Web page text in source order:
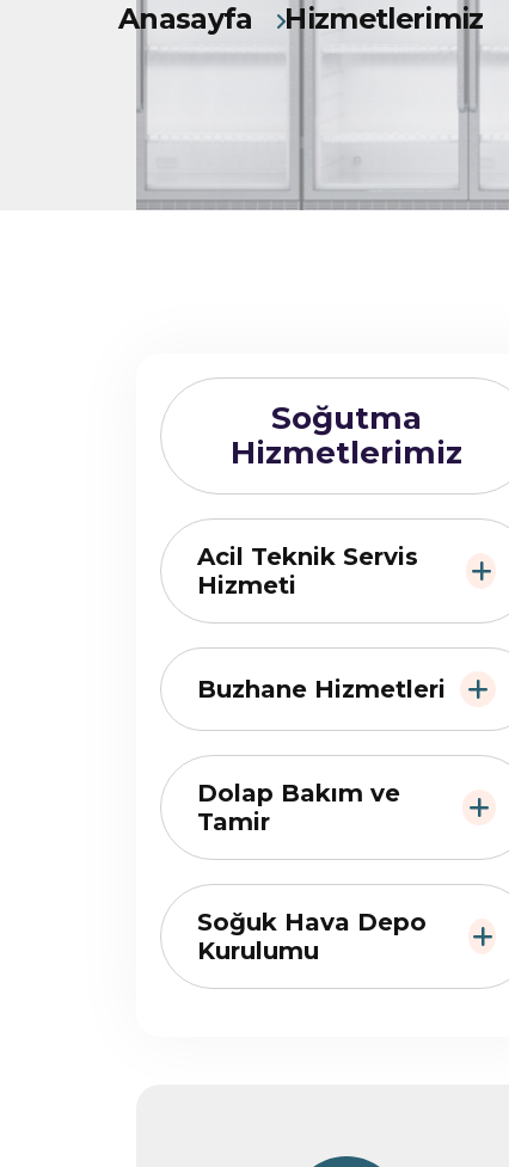
Anasayfa Hizmetlerimiz
Soğutma
Hizmetlerimiz
Acil Teknik Servis
Hizmeti
Buzhane Hizmetleri
Dolap Bakım ve
Tamir
Soğuk Hava Depo
Kurulumu